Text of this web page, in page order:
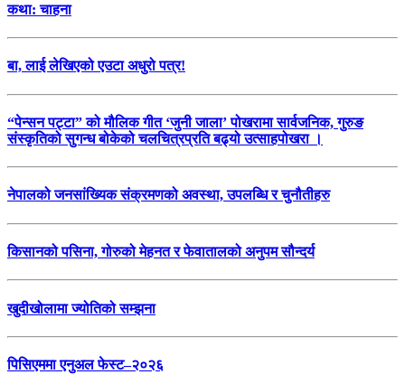
कथा: चाहना
बा, लाई लेखिएको एउटा अधुरो पत्र!
“पेन्सन पट्टा” को मौलिक गीत ‘जुनी जाला’ पोखरामा सार्वजनिक, गुरुङ
संस्कृतिको सुगन्ध बोकेको चलचित्रप्रति बढ्यो उत्साहपोखरा ।
नेपालको जनसांख्यिक संक्रमणको अवस्था, उपलब्धि र चुनौतीहरु
किसानको पसिना, गोरुको मेहनत र फेवातालको अनुपम सौन्दर्य
खुदीखोलामा ज्योतिको सम्झना
पिसिएममा एनुअल फेस्ट–२०२६